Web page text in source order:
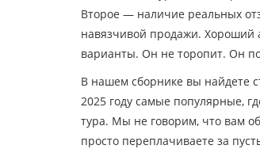
Второе — наличие реальных
навязчивой продажи. Хороший
варианты. Он не торопит. Он
В нашем сборнике вы найдете
2025 году самые популярные,
тура. Мы не говорим, что вам
просто переплачиваете за